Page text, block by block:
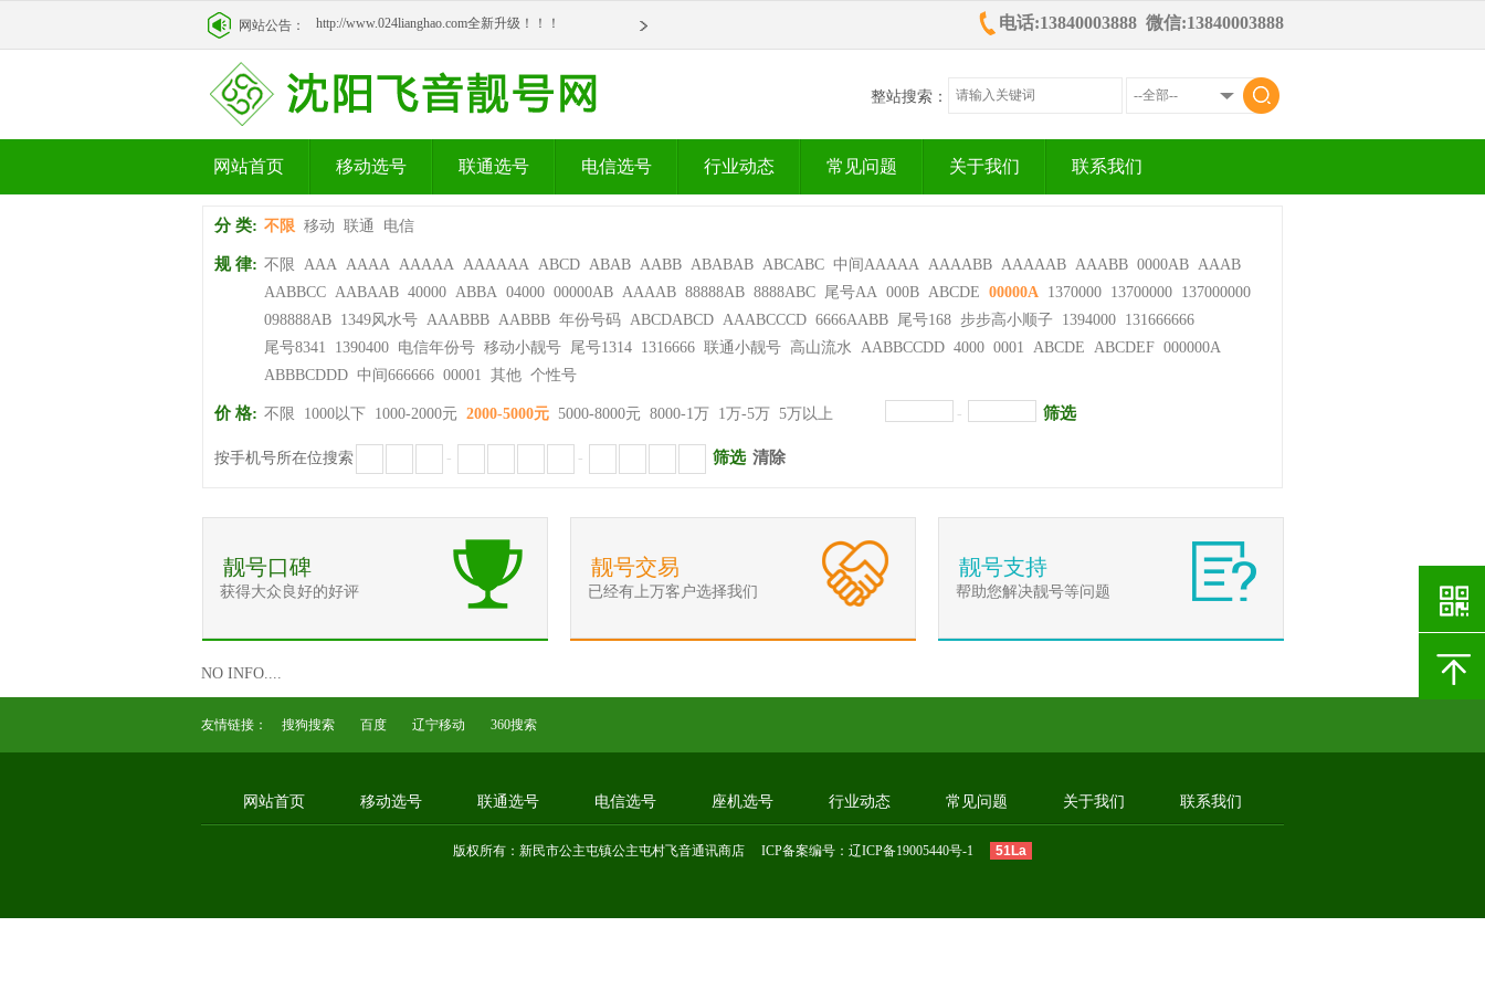
网站公告： http://www.024lianghao.com全新升级！！！ 电话:13840003888 微信:13840003888
整站搜索：
网站首页 移动选号 联通选号 电信选号 行业动态 常见问题 关于我们 联系我们
分 类: 不限 移动 联通 电信
规 律: 不限 AAA AAAA AAAAA AAAAAA ABCD ABAB AABB ABABAB ABCABC 中间AAAAA AAAABB AAAAAB AAABB 0000AB AAAB
AABBCC AABAAB 40000 ABBA 04000 00000AB AAAAB 88888AB 8888ABC 尾号AA 000B ABCDE 00000A 1370000 13700000 137000000
098888AB 1349风水号 AAABBB AABBB 年份号码 ABCDABCD AAABCCCD 6666AABB 尾号168 步步高小顺子 1394000 131666666
尾号8341
1390400 电信年份号 移动小靓号 尾号1314 1316666 联通小靓号 高山流水 AABBCCDD 4000 0001 ABCDE ABCDEF 000000A
ABBBCDDD 中间666666 00001 其他 个性号
价 格: 不限 1000以下 1000-2000元 2000-5000元 5000-8000元 8000-1万 1万-5万 5万以上 - 筛选
按手机号所在位搜索 - - 筛选 清除
靓号口碑
获得大众良好的好评
靓号交易
已经有上万客户选择我们
靓号支持
帮助您解决靓号等问题
NO INFO....
友情链接： 搜狗搜索 百度 辽宁移动 360搜索
网站首页 移动选号 联通选号 电信选号 座机选号 行业动态 常见问题 关于我们 联系我们
版权所有：新民市公主屯镇公主屯村飞音通讯商店 ICP备案编号： 辽ICP备19005440号-1 51La